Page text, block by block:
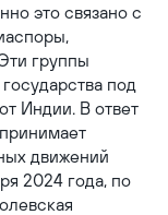
это связано с
группы
под
Индии. В ответ
движений
2024 года, по